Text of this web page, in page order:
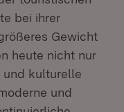
bei ihrer
Gewicht
heute nicht nur
und kulturelle
und